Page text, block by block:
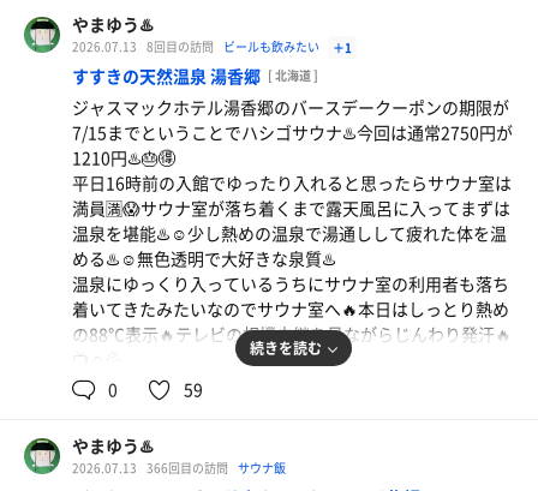
Re：ソーセージ
今日はいつもの串鳥でソーセージを肴にハイボール🍺
☺️ソーセージのパリパリ感がたまらない❗️😋
角ハイボール
って先に退出💨
本日は5時間コースフルでリフレを堪能♨️😆リフレは時間
がなんぼあっても足りないくらい楽しい♨️😂
と入っていられる❄️☺️サウナ室入口横には水シャワーもあ
るけどコッチの方がキンキン🚿❄️😳
露天風呂横スペースで外気浴☺️☀️本日の外気温は夏日なの
で25℃超え☀️日頃の疲れを整い椅子で癒す☺️🪑
露天風呂の炭酸風呂は温度の異なる浴槽が2つ♨️室内にも
２つでバリエーション豊富♨️☺️炭酸風呂が入られなかった
のが残念😱💨くやしい…😱
約1時間半のサ活で6セット🔥久しぶりの銭湯風呂を堪能♨️
☺️湯上がりは瓶牛乳が美味しい🥛😆次回は炭酸風呂の日に
行きたい♨️😎
やまゆう♨️
2026.07.13 8回目の訪問 ビールも飲みたい ＋1
すすきの天然温泉 湯香郷 [ 北海道 ]
ジャスマックホテル湯香郷のバースデークーポンの期限が
7/15までということでハシゴサウナ♨️今回は通常2750円が
1210円♨️🎂🉐
平日16時前の入館でゆったり入れると思ったらサウナ室は
満員🈵😱サウナ室が落ち着くまで露天風呂に入ってまずは
温泉を堪能♨️☺️少し熱めの温泉で湯通しして疲れた体を温
める♨️☺️無色透明で大好きな泉質♨️
温泉にゆっくり入っているうちにサウナ室の利用者も落ち
着いてきたみたいなのでサウナ室へ🔥本日はしっとり熱め
の88℃表示🔥テレビの相撲中継を見ながらじんわり発汗🔥
本日の水風呂の水温はキリッと冷たい約15℃❄️ちょうどい
呂で温冷🔥❄️☺️💦
汗を流したら喉が乾いたので4階で飲食タイム😋🍺今日も
90分スタンダード飲み放題🍺最初の一杯目はパーフェクト
続きを読む
0 59
やまゆう♨️
2026.07.13 366回目の訪問 サウナ飯